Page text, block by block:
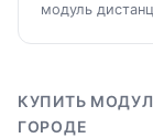
модуль
КУПИТЬ
ГОРОДЕ